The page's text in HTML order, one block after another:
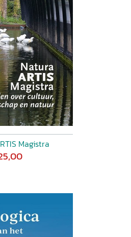
Magistra